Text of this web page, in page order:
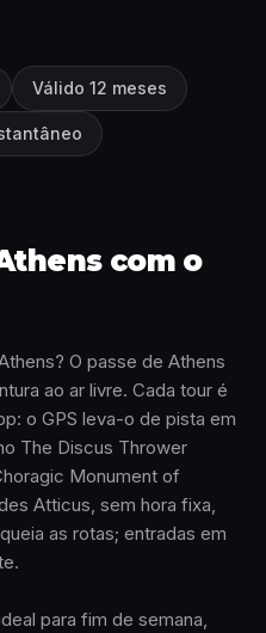
Válido 12 meses
com o
O passe de Athens
ao ar livre. Cada tour é
o GPS leva-o de pista em
The Discus Thrower
Monument of
Atticus, sem hora fixa,
as rotas; entradas em
para fim de semana,